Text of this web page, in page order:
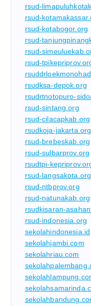
rsud-
rsud-
rsud-kotabogor.org
rsud-
rsud-
rsud-
rsudksa-depok.org
rsudrtnotopuro-
rsud-sintang.org
rsud-cilacapkab.org
rsudkoja-jakarta.org
rsud-brebeskab.org
rsud-sulbarprov.org
rsudtpi-
rsud-langsakota.org
rsud-ntbprov.org
rsud-natunakab.org
rsudkisaran-
rsud-indonesia.org
sekolahindonesia.id
sekolahjambi.com
sekolahriau.com